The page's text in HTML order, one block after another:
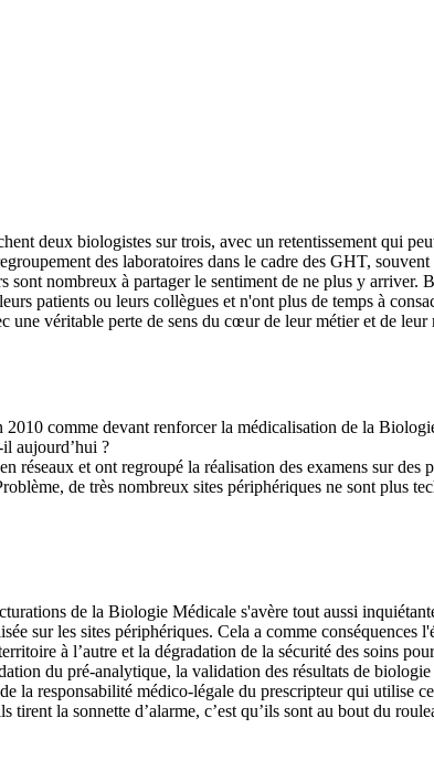
deux biologistes sur trois, avec un retentissement qui
des laboratoires dans le cadre des GHT,
nombreux à partager le sentiment de ne plus y
patients ou leurs collègues et n'ont plus de temps à
véritable perte de sens du cœur de leur métier et de leur
comme devant renforcer la médicalisation de la
aujourd’hui ?
réseaux et ont regroupé la réalisation des examens sur
de très nombreux sites périphériques ne sont plus
de la Biologie Médicale s'avère tout aussi
sur les sites périphériques. Cela a comme
à l’autre et la dégradation de la sécurité des soins
du pré-analytique, la validation des résultats de
la responsabilité médico-légale du prescripteur qui utilise
la sonnette d’alarme, c’est qu’ils sont au bout du